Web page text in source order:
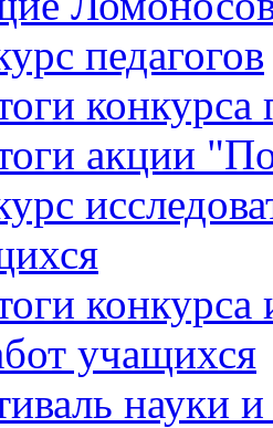
педагогов
конкурса
акции
конкурса
учащихся
науки